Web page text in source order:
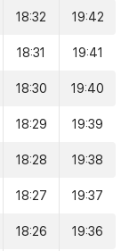
18:32 19:42
18:31 19:41
18:30 19:40
18:29 19:39
18:28 19:38
18:27 19:37
18:26 19:36